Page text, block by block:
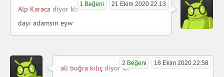
21 Ekim 2020 22.13
1 Beğeni
Alp Karaca diyor ki:
dayı adamsın eyw
18 Ekim 2020 22.58
2 Beğeni
ali buğra kılıç diyor ki: